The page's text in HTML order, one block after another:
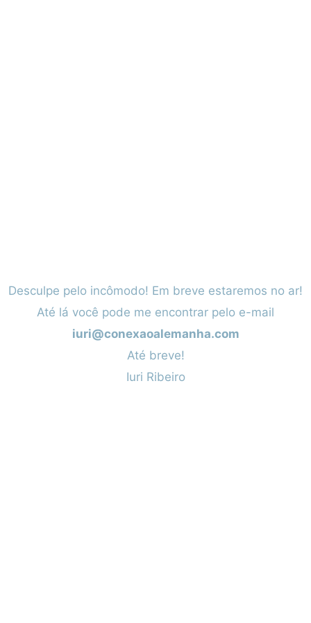
Desculpe pelo incômodo! Em breve estaremos no ar!
Até lá você pode me encontrar pelo e-mail
iuri@conexaoalemanha.com
Até breve!
Iuri Ribeiro